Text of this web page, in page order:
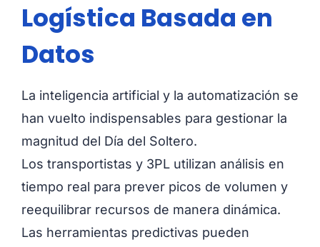
Logística Basada en
Datos
La inteligencia artificial y la automatización se
han vuelto indispensables para gestionar la
magnitud del Día del Soltero.
Los transportistas y 3PL utilizan análisis en
tiempo real para prever picos de volumen y
reequilibrar recursos de manera dinámica.
Las herramientas predictivas pueden